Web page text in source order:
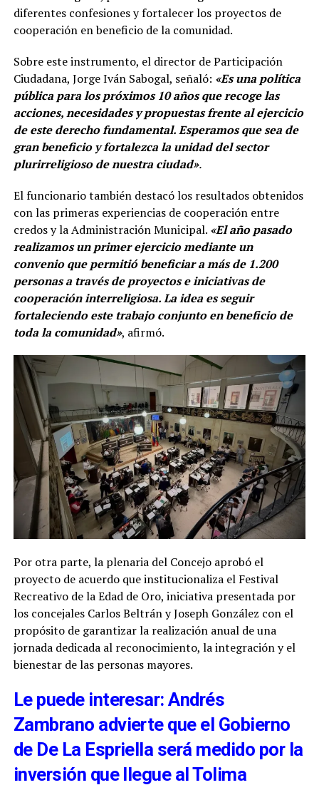
diferentes confesiones y fortalecer los proyectos de
cooperación en beneficio de la comunidad.
Sobre este instrumento, el director de Participación
Ciudadana, Jorge Iván Sabogal, señaló: «Es una política
pública para los próximos 10 años que recoge las
acciones, necesidades y propuestas frente al ejercicio
de este derecho fundamental. Esperamos que sea de
gran beneficio y fortalezca la unidad del sector
plurirreligioso de nuestra ciudad».
El funcionario también destacó los resultados obtenidos
con las primeras experiencias de cooperación entre
credos y la Administración Municipal. «El año pasado
realizamos un primer ejercicio mediante un
convenio que permitió beneficiar a más de 1.200
personas a través de proyectos e iniciativas de
cooperación interreligiosa. La idea es seguir
fortaleciendo este trabajo conjunto en beneficio de
toda la comunidad», afirmó.
Por otra parte, la plenaria del Concejo aprobó el
proyecto de acuerdo que institucionaliza el Festival
Recreativo de la Edad de Oro, iniciativa presentada por
los concejales Carlos Beltrán y Joseph González con el
propósito de garantizar la realización anual de una
jornada dedicada al reconocimiento, la integración y el
bienestar de las personas mayores.
Le puede interesar: Andrés
Zambrano advierte que el Gobierno
de De La Espriella será medido por la
inversión que llegue al Tolima